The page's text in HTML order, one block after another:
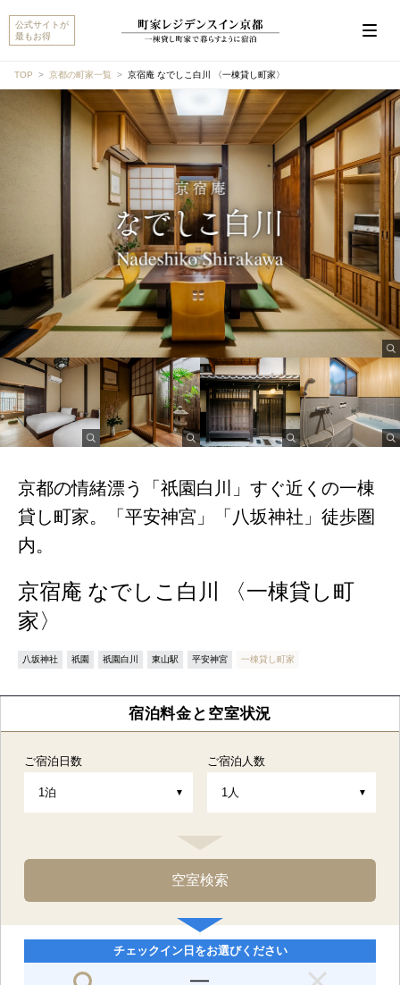
公式サイトが
最もお得
TOP 京都の町家一覧 京宿庵 なでしこ白川 〈一棟貸し町家〉
京都の情緒漂う「祇園白川」すぐ近くの一棟
貸し町家。「平安神宮」「八坂神社」徒歩圏
内。
京宿庵 なでしこ白川 〈一棟貸し町
家〉
八坂神社 祇園 祇園白川 東山駅 平安神宮 一棟貸し町家
宿泊料金と空室状況
ご宿泊日数 ご宿泊人数
チェックイン日をお選びください
こんにちは。 『京宿庵 なでしこ白川 〈一棟貸し町
家〉』 について、ご質問があればお聞かせください。
チェックイン/チェックアウト
設備・アメニティ
アクセス・駐車場
キャンセルポリシー
他のおすすめ町家